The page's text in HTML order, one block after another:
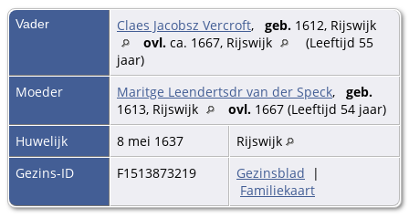
Vader Claes Jacobsz Vercroft, geb. 1612, Rijswijk
ovl. ca. 1667, Rijswijk
(Leeftijd 55
jaar)
Moeder
Maritge Leendertsdr van der Speck, geb.
1613, Rijswijk
ovl. 1667 (Leeftijd 54 jaar)
Huwelijk
8 mei 1637
Rijswijk
Gezins-ID
F1513873219 Gezinsblad |
Familiekaart